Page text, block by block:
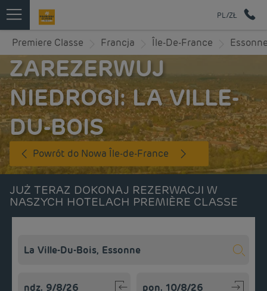
PL/ZŁ
Premiere Classe Francja Île-De-France
ZAREZERWUJ
NIEDROGI: LA VILLE-
DU-BOIS
Powrót do Nowa Île-de-France
JUŻ TERAZ DOKONAJ REZERWACJI W
NASZYCH HOTELACH PREMIÈRE CLASSE